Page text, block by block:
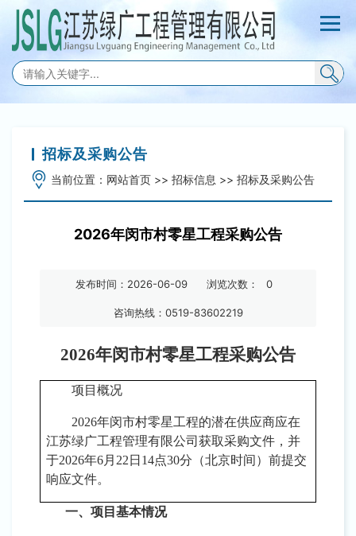
招标及采购公告
当前位置： 网站首页 >> 招标信息 >> 招标及采购公告
2026年闵市村零星工程采购公告
发布时间：2026-06-09 浏览次数： 0
咨询热线：0519-83602219
2026年闵市村零星工程采购公告
项目概况
2026年闵市村零星工程的潜在供应商应在
江苏绿广工程管理有限公司获取采购文件，并
于2026年6月 22 日 14点30分（北京时间）前提交
响应文件。
一、项目基本情况